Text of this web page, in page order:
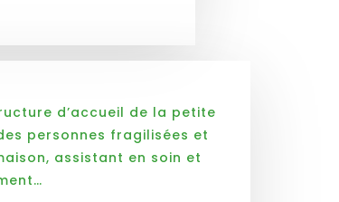
d’accueil de la petite
personnes fragilisées et
assistant en soin et